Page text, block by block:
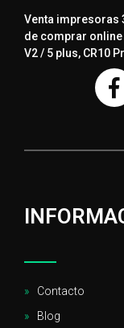
Venta impresoras
de comprar
V2 / 5 plus, CR10
Contacto
Blog